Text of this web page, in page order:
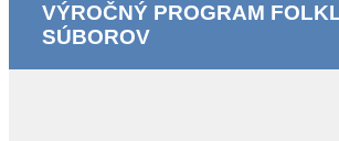
VÝROČNÝ PROGRAM
SÚBOROV